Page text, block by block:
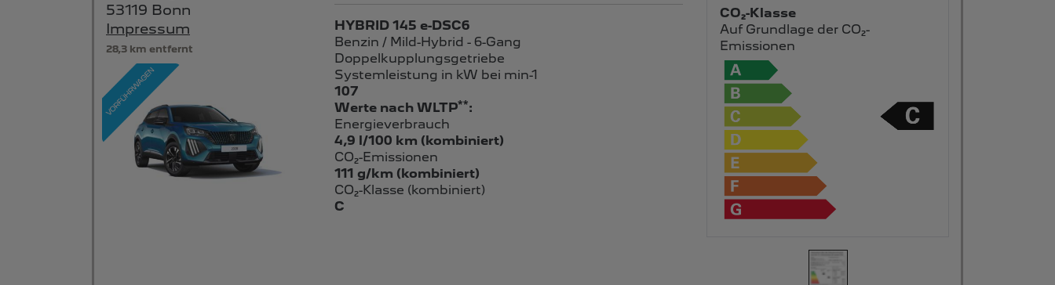
28,3 km entfernt
53119 Bonn
Impressum
HYBRID 145 e-DSC6
Benzin / Mild-Hybrid - 6-Gang
Doppelkupplungsgetriebe
Systemleistung in kW bei min-1
107
Werte nach WLTP**:
Energieverbrauch
4,9 l/100 km (kombiniert)
CO₂-Emissionen
111 g/km (kombiniert)
CO₂-Klasse (kombiniert)
C
CO₂-Klasse
Auf Grundlage der CO₂-
Emissionen